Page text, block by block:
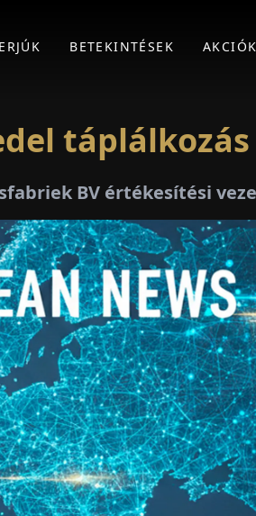
BETEKINTÉSEK AKCIÓK
táplálkozás
BV értékesítési